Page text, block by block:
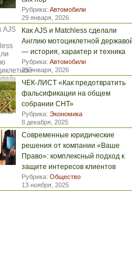
Рубрика: Автомобили
29 января, 2026
Как AJS и Matchless сделали
Англию мотоциклетной
— история, характер и техника
Рубрика: Автомобили
29 января, 2026
ЧЕК-ЛИСТ «Как предотвратить
фальсификации на общем
собрании СНТ»
Рубрика: Экономика
8 декабря, 2025
Современные юридические
решения от компании «Ваше
Право»: комплексный подход к
защите интересов клиентов
Рубрика: Общество
13 ноября, 2025